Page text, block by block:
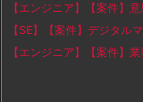
【エンジニア】【案件】
【SE】【案件】デジタル
【エンジニア】【案件】